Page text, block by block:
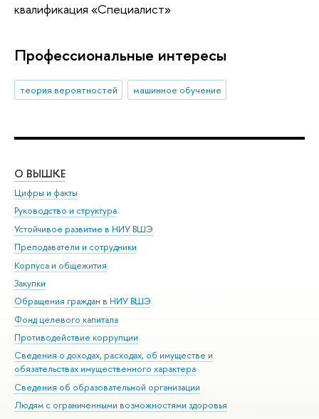
квалификация «Специалист»
Профессиональные интересы
теория вероятностей машинное обучение
О ВЫШКЕ
Цифры и факты
Руководство и структура
Устойчивое развитие в НИУ ВШЭ
Преподаватели и сотрудники
Корпуса и общежития
Закупки
Обращения граждан в НИУ ВШЭ
Фонд целевого капитала
Противодействие коррупции
Сведения о доходах, расходах, об имуществе и
обязательствах имущественного характера
Сведения об образовательной организации
Людям с ограниченными возможностями здоровья